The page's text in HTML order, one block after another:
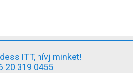
ITT, hívj minket!
20 319 0455